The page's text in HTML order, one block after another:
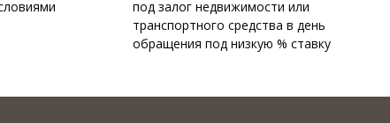
под залог недвижимости или
транспортного средства в день
обращения под низкую % ставку